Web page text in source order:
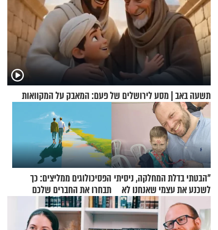
תשעה באב | מסע לירושלים של פעם: המאבק על המקוואות
"הבטתי בדלת המחלקה, ניסיתי
לשכנע את עצמי שאנחנו לא
שייכים לשם"
הפסיכולוגים ממליצים: כך
תבחרו את החברים שלכם
בחיים